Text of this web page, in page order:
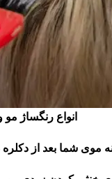
انواع رنگساژ مو
موی شما بعد از